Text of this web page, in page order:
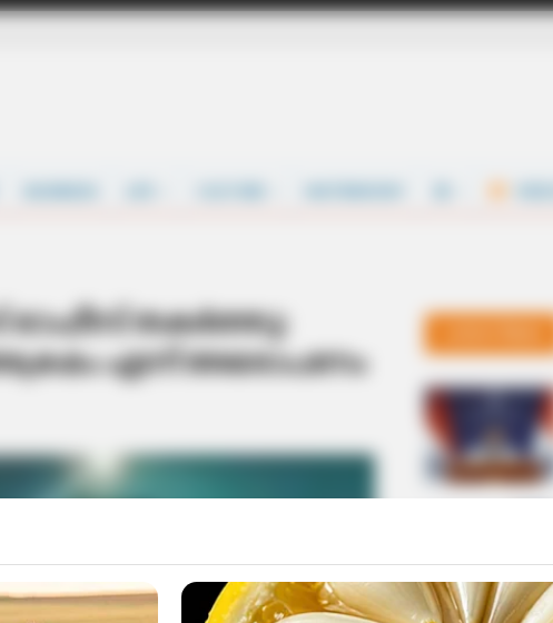
ഓഫീസ് തകർത്തു:
എന്ന് അരോപണം